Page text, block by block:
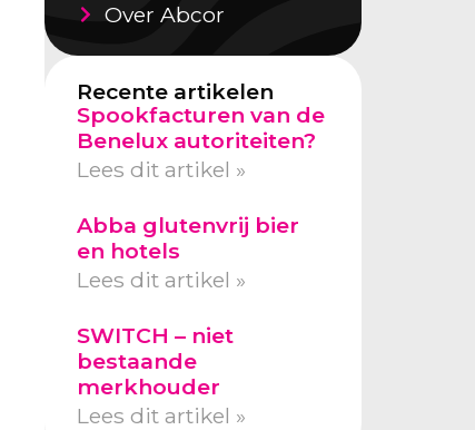
Over Abcor
Recente artikelen
Spookfacturen van de
Benelux autoriteiten?
Lees dit artikel »
Abba glutenvrij bier
en hotels
Lees dit artikel »
SWITCH – niet
bestaande
merkhouder
Lees dit artikel »